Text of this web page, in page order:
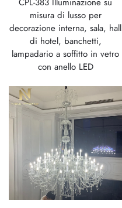
misura di lusso per
decorazione interna, sala, hall
di hotel, banchetti,
lampadario a soffitto in vetro
con anello LED